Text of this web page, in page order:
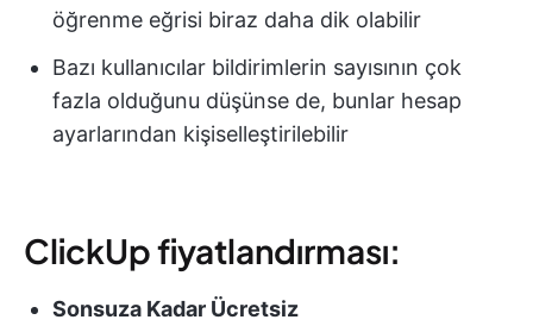
öğrenme eğrisi biraz daha dik olabilir
Bazı kullanıcılar bildirimlerin sayısının çok
fazla olduğunu düşünse de, bunlar hesap
ayarlarından kişiselleştirilebilir
ClickUp fiyatlandırması:
Sonsuza Kadar Ücretsiz